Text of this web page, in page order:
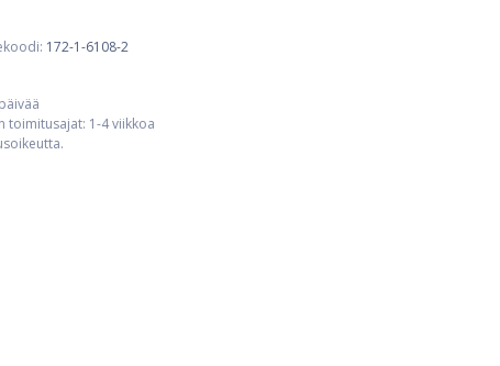
172-1-6108-2
toimitusajat: 1-4 viikkoa